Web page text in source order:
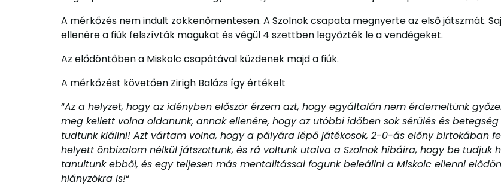
A mérkőzés nem indult zökkenőmentesen. A Szolnok csapata megnyerte az első játszmát.
ellenére a fiúk felszívták magukat és végül 4 szettben legyőzték le a vendégeket.
Az elődöntőben a Miskolc csapátával küzdenek majd a fiúk.
A mérkőzést követően Zirigh Balázs így értékelt
“Az a helyzet, hogy az idényben először érzem azt, hogy egyáltalán nem érdemeltünk
meg kellett volna oldanunk, annak ellenére, hogy az utóbbi időben sok sérülés és
tudtunk kiállni! Azt vártam volna, hogy a pályára lépő játékosok, 2-0-ás előny birtokában
helyett önbizalom nélkül játszottunk, és rá voltunk utalva a Szolnok hibáira, hogy be tudjuk
tanultunk ebből, és egy teljesen más mentalitással fogunk beleállni a Miskolc ellenni
hiányzókra is!“